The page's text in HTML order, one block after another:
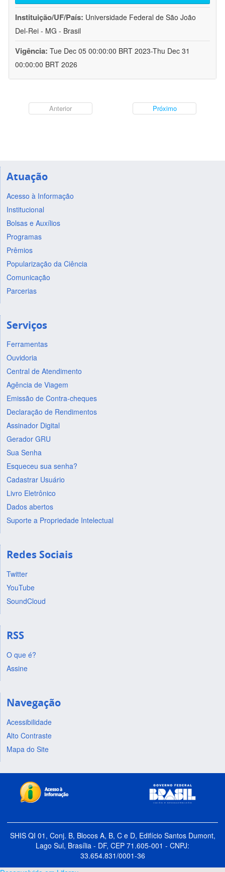
Instituição/UF/País: Universidade Federal de São João
Del-Rei - MG - Brasil
Vigência: Tue Dec 05 00:00:00 BRT 2023-Thu Dec 31
00:00:00 BRT 2026
Anterior Próximo
Atuação
Acesso à Informação
Institucional
Bolsas e Auxílios
Programas
Prêmios
Popularização da Ciência
Comunicação
Parcerias
Serviços
Ferramentas
Ouvidoria
Central de Atendimento
Agência de Viagem
Emissão de Contra-cheques
Declaração de Rendimentos
Assinador Digital
Gerador GRU
Sua Senha
Esqueceu sua senha?
Cadastrar Usuário
Livro Eletrônico
Dados abertos
Suporte a Propriedade Intelectual
Redes Sociais
Twitter
YouTube
SoundCloud
RSS
O que é?
Assine
Navegação
Acessibilidade
Alto Contraste
Mapa do Site
SHIS QI 01, Conj. B, Blocos A, B, C e D, Edifício Santos Dumont,
Lago Sul, Brasília - DF, CEP 71.605-001 - CNPJ:
33.654.831/0001-36